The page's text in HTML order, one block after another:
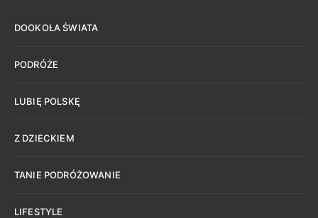
DOOKOŁA ŚWIATA
PODRÓŻE
LUBIĘ POLSKĘ
Z DZIECKIEM
TANIE PODRÓŻOWANIE
LIFESTYLE